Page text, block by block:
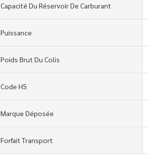
Capacité Du Réservoir De Carburant
Puissance
Poids Brut Du Colis
Code HS
Marque Déposée
Forfait Transport